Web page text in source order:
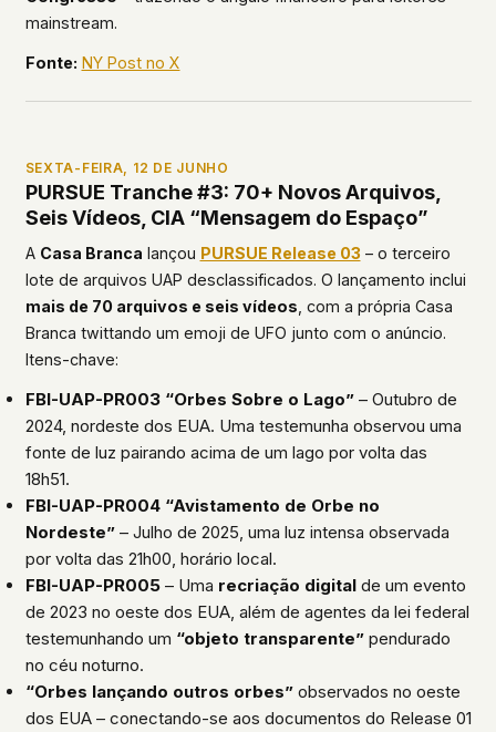
mainstream.
Fonte: NY Post no X
SEXTA-FEIRA, 12 DE JUNHO
PURSUE Tranche #3: 70+ Novos Arquivos,
Seis Vídeos, CIA “Mensagem do Espaço”
A Casa Branca lançou PURSUE Release 03 – o terceiro
lote de arquivos UAP desclassificados. O lançamento inclui
mais de 70 arquivos e seis vídeos , com a própria Casa
Branca twittando um emoji de UFO junto com o anúncio.
Itens-chave:
FBI-UAP-PR003 “Orbes Sobre o Lago”– Outubro de
2024, nordeste dos EUA. Uma testemunha observou uma
fonte de luz pairando acima de um lago por volta das
18h51.
FBI-UAP-PR004 “Avistamento de Orbe no
Nordeste”– Julho de 2025, uma luz intensa observada
por volta das 21h00, horário local.
FBI-UAP-PR005– Uma recriação digitalde um evento
de 2023 no oeste dos EUA, além de agentes da lei federal
testemunhando um “objeto transparente”pendurado
no céu noturno.
“Orbes lançando outros orbes”observados no oeste
dos EUA – conectando-se aos documentos do Release 01